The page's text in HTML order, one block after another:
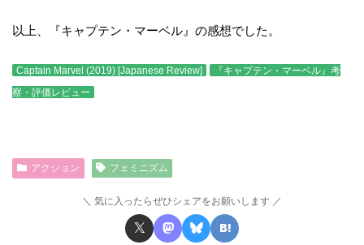
以上、『キャプテン・マーベル』の感想でした。
Captain Marvel (2019) [Japanese Review]
『キャプテン・マーベル』考
察・評価レビュー
アクション フェミニズム
気に入ったらぜひシェアをお願いします